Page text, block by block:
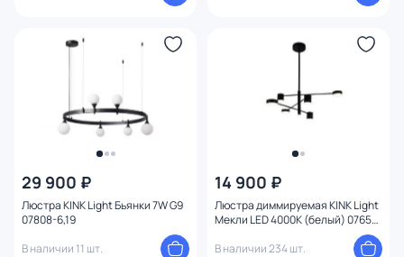
29 900 ₽
Люстра KINK Light Бьянки 7W G9
07808-6,19
В наличии 11 шт.
14 900 ₽
Люстра диммируемая KINK Light
Мекли LED 4000К (белый) 07650-
В наличии 234 шт.